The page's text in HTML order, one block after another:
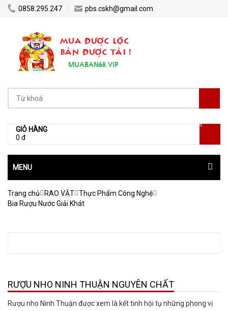
0858.295.247 pbs.cskh@gmail.com
GIỎ HÀNG
0 đ
[0]
MENU
Trang chủ RAO VẶT Thực Phẩm Công Nghệ
Bia Rượu Nước Giải Khát
RƯỢU NHO NINH THUẬN NGUYÊN CHẤT
Rượu nho Ninh Thuận được xem là kết tinh hội tụ những phong vị